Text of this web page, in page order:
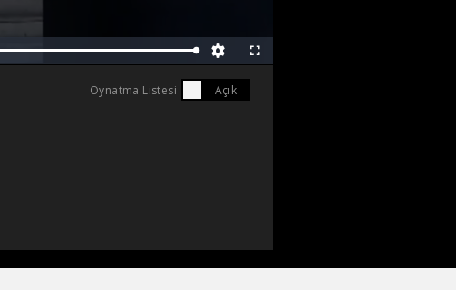
Tam
Ekran
Oynatma Listesi